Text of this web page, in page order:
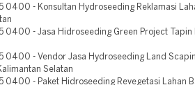
0400 - Konsultan Hydroseeding Reklamasi
0400 - Jasa Hidroseeding Green Project Tapin
0400 - Vendor Jasa Hydroseeding Land
Selatan
0400 - Paket Hidroseeding Revegetasi Lahan